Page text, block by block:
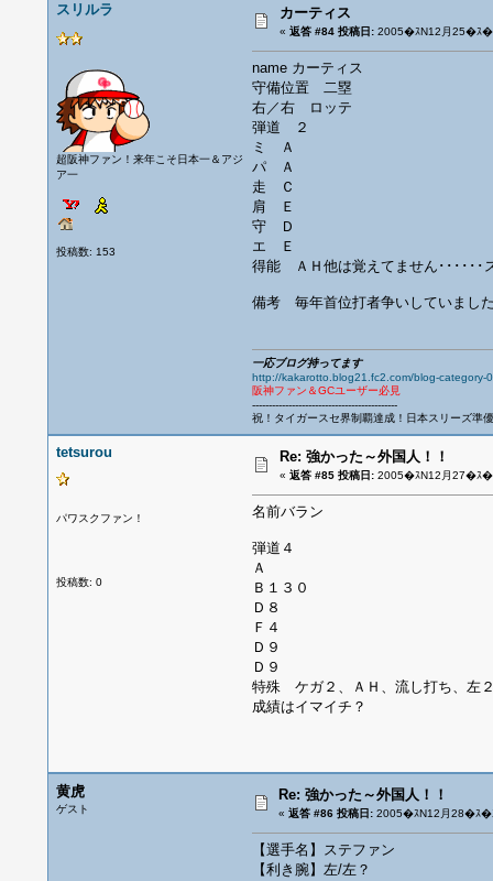
スリルラ
超阪神ファン！来年こそ日本一＆アジ
ア一
投稿数: 153
カーティス
« 返答 #84 投稿日:2005�ｽN12月25�ｽ
name カーティス
守備位置 二塁
右／右 ロッテ
弾道 ２
ミ Ａ
パ Ａ
走 Ｃ
肩 Ｅ
守 Ｄ
エ Ｅ
得能 ＡＨ他は覚えてません･･････
備考 毎年首位打者争いしていまし
一応ブログ持ってます
http://kakarotto.blog21.fc2.com/blog-category-
阪神ファン＆GCユーザー必見
--------------------------------------------
祝！タイガースセ界制覇達成！日本スリーズ準
tetsurou
パワスクファン！
投稿数: 0
Re: 強かった～外国人！！
« 返答 #85 投稿日:2005�ｽN12月27�ｽ
名前バラン
弾道４
Ａ
Ｂ１３０
Ｄ８
Ｆ４
Ｄ９
Ｄ９
特殊 ケガ２、ＡＨ、流し打ち、左
成績はイマイチ？
黄虎
ゲスト
Re: 強かった～外国人！！
« 返答 #86 投稿日:2005�ｽN12月28�ｽ
【選手名】ステファン
【利き腕】左/左？